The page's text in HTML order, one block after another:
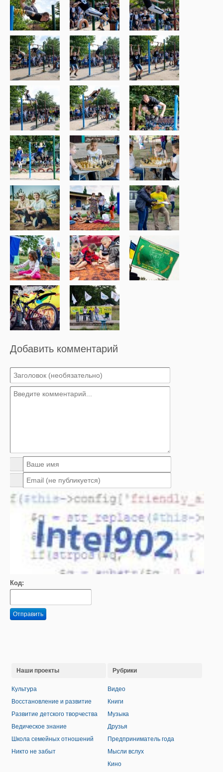
Добавить комментарий
Код:
Отправить
Наши проекты
Культура
Восстановление и развитие
Развитие детского творчества
Ведическое знание
Школа семейных отношений
Никто не забыт
Рубрики
Видео
Книги
Музыка
Друзья
Предприниматель года
Мысли вслух
Кино